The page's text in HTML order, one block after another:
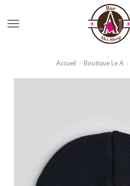
Accueil Boutique Le A